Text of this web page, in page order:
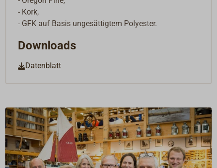
- Kork,
- GFK auf Basis ungesättigtem Polyester.
Downloads
Datenblatt